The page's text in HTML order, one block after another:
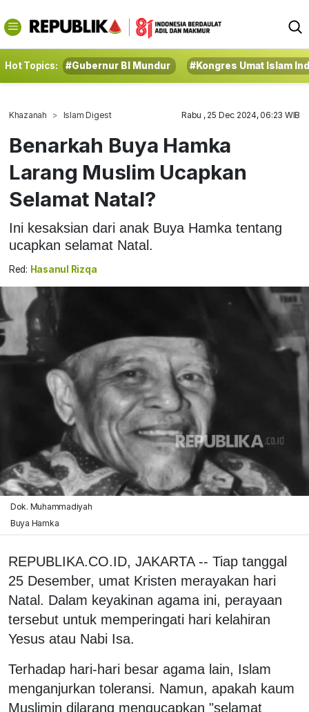
Hot Topics: #Gubernur BI Mundur #Kongres Umat Islam
Khazanah Islam Digest Rabu , 25 Dec 2024, 06:23 WIB
Benarkah Buya Hamka
Larang Muslim Ucapkan
Selamat Natal?
Ini kesaksian dari anak Buya Hamka tentang
ucapkan selamat Natal.
Red: Hasanul Rizqa
Dok. Muhammadiyah
Buya Hamka
REPUBLIKA.CO.ID, JAKARTA -- Tiap tanggal
25 Desember, umat Kristen merayakan hari
Natal. Dalam keyakinan agama ini, perayaan
tersebut untuk memperingati hari kelahiran
Yesus atau Nabi Isa.
Terhadap hari-hari besar agama lain, Islam
menganjurkan toleransi. Namun, apakah kaum
Muslimin dilarang mengucapkan "selamat